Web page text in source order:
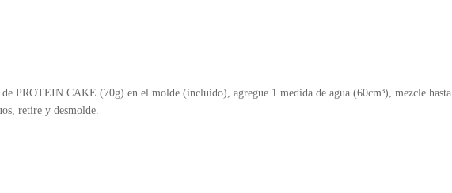
PROTEIN CAKE (70g) en el molde (incluido), agregue 1 medida de agua (60cm³), mezcle hasta
retire y desmolde.